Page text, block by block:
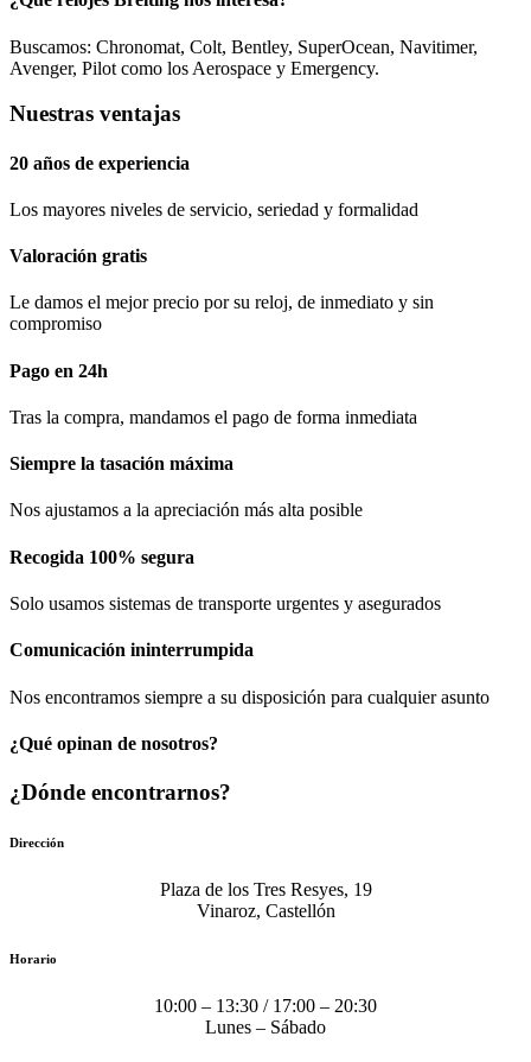
Buscamos: Chronomat, Colt, Bentley, SuperOcean, Navitimer,
Avenger, Pilot como los Aerospace y Emergency.
Nuestras ventajas
20 años de experiencia
Los mayores niveles de servicio, seriedad y formalidad​
Valoración gratis
Le damos el mejor precio por su reloj, de inmediato y sin
compromiso
Pago en 24h
Tras la compra, mandamos el pago de forma inmediata
Siempre la tasación máxima
Nos ajustamos a la apreciación más alta posible
Recogida 100% segura​
Solo usamos sistemas de transporte urgentes y asegurados
Comunicación​ ininterrumpida
Nos encontramos siempre a su disposición para cualquier asunto
¿Qué opinan de nosotros?
¿Dónde encontrarnos?
Dirección
Plaza de los Tres Resyes, 19
Vinaroz, Castellón
Horario
10:00 – 13:30 / 17:00 – 20:30
Lunes – Sábado